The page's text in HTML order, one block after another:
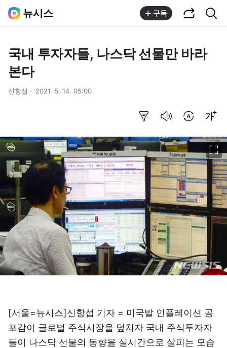
뉴시스 구독
국내 투자자들, 나스닥 선물만 바라
본다
신항섭 2021. 5. 14. 05:00
[서울=뉴시스]신항섭 기자 = 미국발 인플레이션 공
포감이 글로벌 주식시장을 덮치자 국내 주식투자자
들이 나스닥 선물의 동향을 실시간으로 살피는 모습